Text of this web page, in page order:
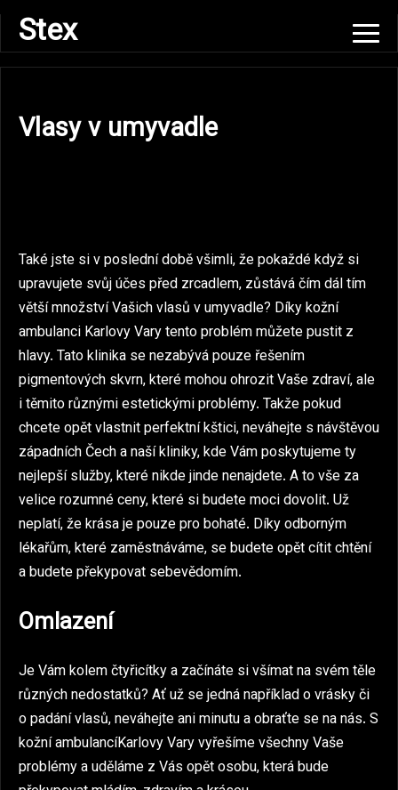
Skip
content
Stex
Vlasy v umyvadle
Také jste si v poslední době všimli, že pokaždé když si
upravujete svůj účes před zrcadlem, zůstává čím dál tím
větší množství Vašich vlasů v umyvadle? Díky kožní
ambulanci Karlovy Vary tento problém můžete pustit z
hlavy. Tato klinika se nezabývá pouze řešením
pigmentových skvrn, které mohou ohrozit Vaše zdraví, ale
i těmito různými estetickými problémy. Takže pokud
chcete opět vlastnit perfektní kštici, neváhejte s návštěvou
západních Čech a naší kliniky, kde Vám poskytujeme ty
nejlepší služby, které nikde jinde nenajdete. A to vše za
velice rozumné ceny, které si budete moci dovolit. Už
neplatí, že krása je pouze pro bohaté. Díky odborným
lékařům, které zaměstnáváme, se budete opět cítit chtění
a budete překypovat sebevědomím.
Omlazení
Je Vám kolem čtyřicítky a začínáte si všímat na svém těle
různých nedostatků? Ať už se jedná například o vrásky či
o padání vlasů, neváhejte ani minutu a obraťte se na nás. S
kožní ambulancíKarlovy Varyvyřešíme všechny Vaše
problémy a uděláme z Vás opět osobu, která bude